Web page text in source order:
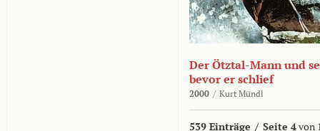
Der Ötztal-Mann und
bevor er schlief
2000 / Kurt Mündl
539 Einträge / Seite 4von